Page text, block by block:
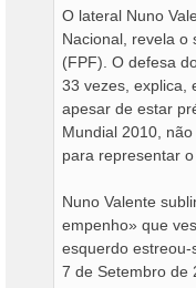
O lateral Nuno
Nacional, revela o
(FPF). O defesa
33 vezes, explica,
apesar de estar
Mundial 2010,
para representar o
Nuno Valente
empenho» que
esquerdo
7 de Setembro de